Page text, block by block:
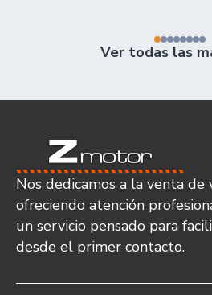
Ver todas las
Nos dedicamos a la venta de
ofreciendo atención
un servicio pensado para
desde el primer contacto.